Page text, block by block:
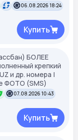
06.08.2026 18:24
Купить
БОЛЕЕ
крепкий
и др. номера |
ФОТО (SMS)
07.08.2026 10:43
Купить